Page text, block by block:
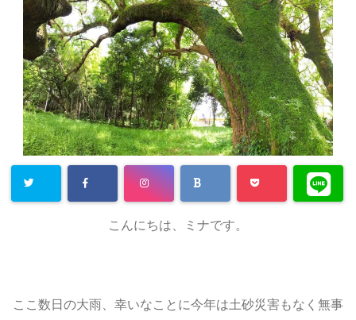
こんにちは、ミナです。
ここ数日の大雨、幸いなことに今年は土砂災害もなく無事